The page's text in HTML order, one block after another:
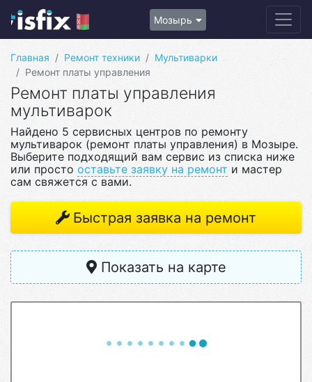
Мозырь
Главная Ремонт техники
Мультиварки
Ремонт платы управления
Ремонт платы управления
мультиварок
Найдено 5 сервисных центров по ремонту
мультиварок (ремонт платы управления) в Мозыре.
Выберите подходящий вам сервис из списка ниже
или просто оставьте заявку на ремонт и мастер
сам свяжется с вами.
Быстрая заявка на ремонт
Показать на карте